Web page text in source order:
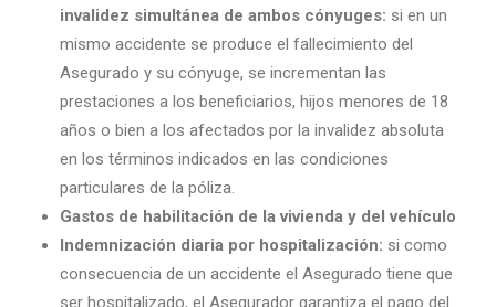
invalidez simultánea de ambos cónyuges: si en un
mismo accidente se produce el fallecimiento del
Asegurado y su cónyuge, se incrementan las
prestaciones a los beneficiarios, hijos menores de 18
años o bien a los afectados por la invalidez absoluta
en los términos indicados en las condiciones
particulares de la póliza.
Gastos de habilitación de la vivienda y del vehículo
Indemnización diaria por hospitalización: si como
consecuencia de un accidente el Asegurado tiene que
ser hospitalizado, el Asegurador garantiza el pago del